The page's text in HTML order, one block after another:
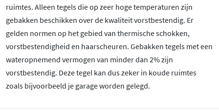
ruimtes. Alleen tegels die op zeer hoge temperaturen zijn
gebakken beschikken over de kwaliteit vorstbestendig. Er
gelden normen op het gebied van thermische schokken,
vorstbestendigheid en haarscheuren. Gebakken tegels met een
wateropnemend vermogen van minder dan 2% zijn
vorstbestendig. Deze tegel kan dus zeker in koude ruimtes
zoals bijvoorbeeld je garage worden gelegd.